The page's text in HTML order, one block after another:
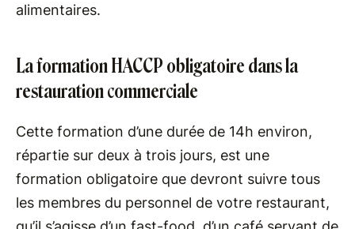
alimentaires.
La formation HACCP obligatoire dans la
restauration commerciale
Cette formation d’une durée de 14h environ,
répartie sur deux à trois jours, est une
formation obligatoire que devront suivre tous
les membres du personnel de votre restaurant,